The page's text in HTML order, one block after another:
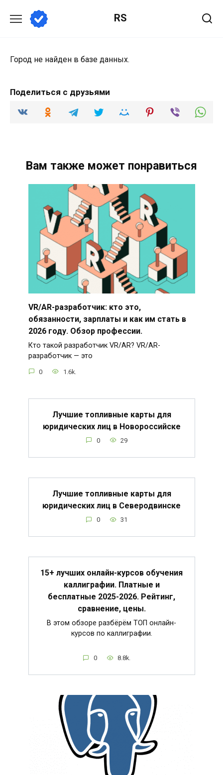
содержанию
RS
Город не найден в базе данных.
Поделиться с друзьями
Вам также может понравиться
VR/AR-разработчик: кто это,
обязанности, зарплаты и как им стать в
2026 году. Обзор профессии.
Кто такой разработчик VR/AR? VR/AR-
разработчик — это
0 1.6k.
Лучшие топливные карты для
юридических лиц в Новороссийске
0 29
Лучшие топливные карты для
юридических лиц в Северодвинске
0 31
15+ лучших онлайн-курсов обучения
каллиграфии. Платные и
бесплатные 2025-2026. Рейтинг,
сравнение, цены.
В этом обзоре разбёрём ТОП онлайн-
курсов по каллиграфии.
0 8.8k.